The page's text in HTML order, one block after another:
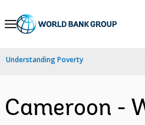
Skip
Navigation
Understanding Poverty
Cameroon -